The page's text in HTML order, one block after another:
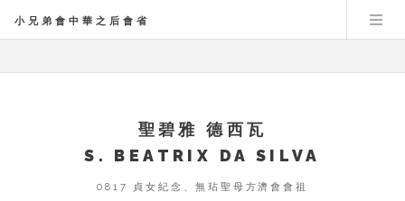
小兄弟會中華之后會省
聖碧雅 德西瓦
S. BEATRIX DA SILVA
0817 貞女紀念、無玷聖母方濟會會祖